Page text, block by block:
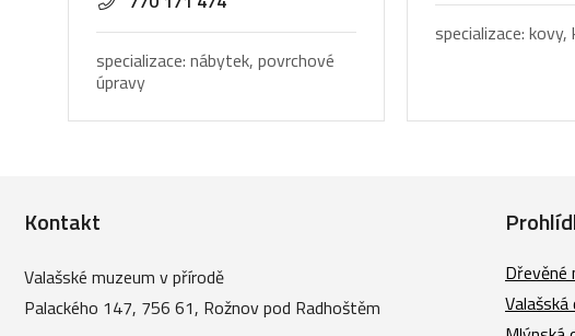
specializace: nábytek, povrchové
úpravy
specializace: kovy,
Kontakt
Valašské muzeum v přírodě
Palackého 147, 756 61, Rožnov pod Radhoštěm
Dřevěné
Valašská